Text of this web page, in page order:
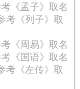
《孟子》取名
考《列子》取
《周易》取名
《国语》取名
考《左传》取